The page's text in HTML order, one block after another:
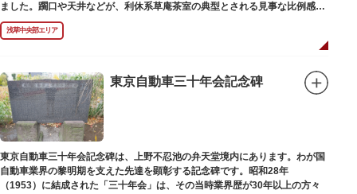
ました。躙口や天井などが、利休系草庵茶室の典型とされる見事な比例感を
醸し出しています。
浅草中央部エリア
東京自動車三十年会記念碑
東京自動車三十年会記念碑は、上野不忍池の弁天堂境内にあります。わが国
自動車業界の黎明期を支えた先達を顕彰する記念碑です。昭和28年
（1953）に結成された「三十年会」は、その当時業界歴が30年以上の方々